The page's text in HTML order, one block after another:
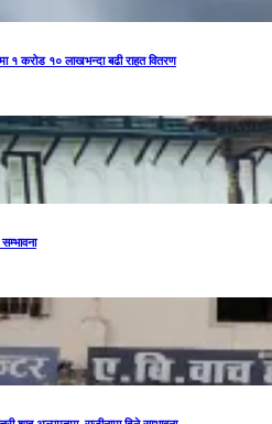
१ करोड १० लाखभन्दा बढी राहत वितरण